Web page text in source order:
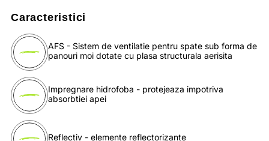
Caracteristici
AFS - Sistem de ventilatie pentru spate sub forma de
panouri moi dotate cu plasa structurala aerisita
Impregnare hidrofoba - protejeaza impotriva
absorbtiei apei
Reflectiv - elemente reflectorizante